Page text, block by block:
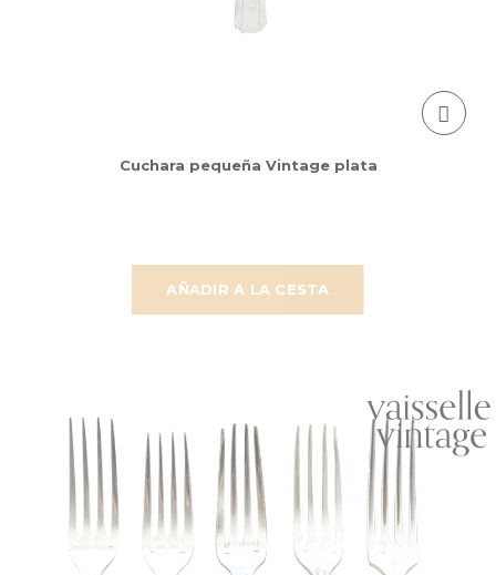
AÑADIR A LA CESTA
Cuchara pequeña Vintage plata